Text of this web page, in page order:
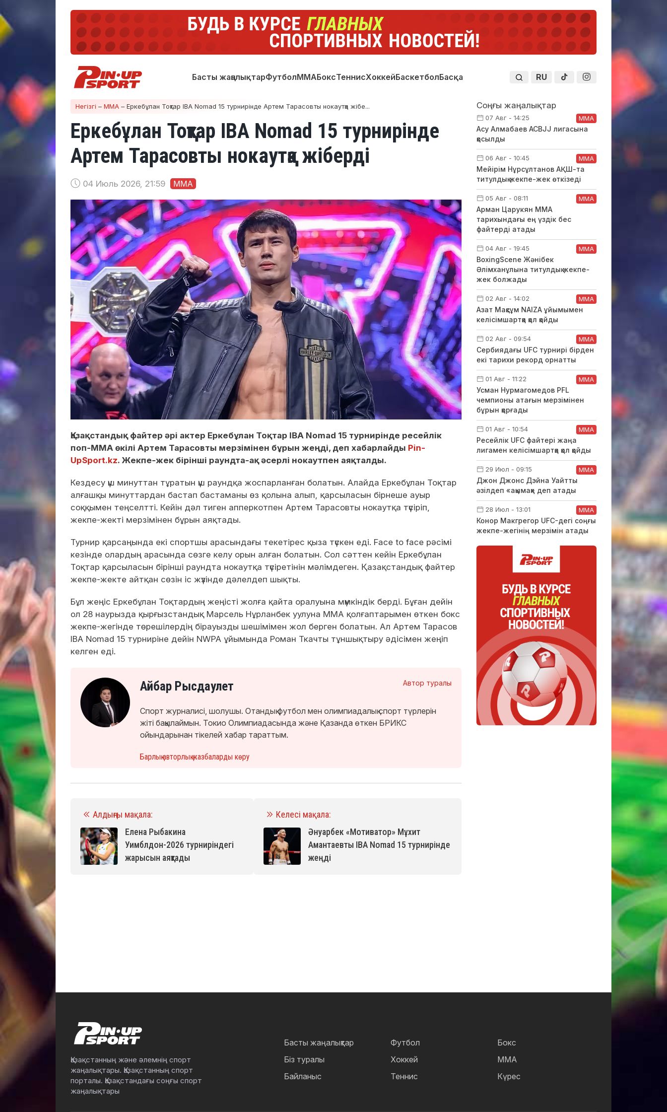
Басты жаңалықтарФутболММАБоксТеннисХоккейБаскетболБасқа RU
Негізгі – ММА – Еркебұлан Тоқтар IBA Nomad 15 турнирінде Артем Тарасовты нокаутқа жібе...
Еркебұлан Тоқтар IBA Nomad 15 турнирінде
Артем Тарасовты нокаутқа жіберді
04 Июль 2026, 21:59 ММА
Қазақстандық файтер әрі актер Еркебұлан Тоқтар IBA Nomad 15 турнирінде ресейлік
поп-ММА өкілі Артем Тарасовты мерзімінен бұрын жеңді, деп хабарлайды Pin-
UpSport.kz. Жекпе-жек бірінші раундта-ақ әсерлі нокаутпен аяқталды.
Кездесу үш минуттан тұратын үш раундқа жоспарланған болатын. Алайда Еркебұлан Тоқтар
алғашқы минуттардан бастап бастаманы өз қолына алып, қарсыласын бірнеше ауыр
соққымен теңселтті. Кейін дәл тиген апперкотпен Артем Тарасовты нокаутқа түсіріп,
жекпе-жекті мерзімінен бұрын аяқтады.
Турнир қарсаңында екі спортшы арасындағы текетірес қыза түскен еді. Face to face рәсімі
кезінде олардың арасында сөзге келу орын алған болатын. Сол сәттен кейін Еркебұлан
Тоқтар қарсыласын бірінші раундта нокаутқа түсіретінін мәлімдеген. Қазақстандық файтер
жекпе-жекте айтқан сөзін іс жүзінде дәлелдеп шықты.
Бұл жеңіс Еркебұлан Тоқтардың жеңісті жолға қайта оралуына мүмкіндік берді. Бұған дейін
ол 28 наурызда қырғызстандық Марсель Нұрланбек уулуна ММА қолғаптарымен өткен бокс
жекпе-жегінде төрешілердің бірауызды шешімімен жол берген болатын. Ал Артем Тарасов
IBA Nomad 15 турниріне дейін NWPA ұйымында Роман Ткачты тұншықтыру әдісімен жеңіп
келген еді.
Автор туралы
Айбар Рысдаулет
Спорт журналисі, шолушы. Отандық футбол мен олимпиадалық спорт түрлерін
жіті бақылаймын. Токио Олимпиадасында және Қазанда өткен БРИКС
ойындарынан тікелей хабар тараттым.
Барлық авторлық жазбаларды көру
Алдыңғы мақала:
Елена Рыбакина
Уимблдон-2026 турниріндегі
жарысын аяқтады
Келесі мақала:
Әнуарбек «Мотиватор» Мұхит
Амантаевты IBA Nomad 15 турнирінде
жеңді
Соңғы жаңалықтар
07 Авг - 14:25 ММА
Асу Алмабаев ACBJJ лигасына
қосылды
06 Авг - 10:45 ММА
Мейірім Нұрсұлтанов АҚШ-та
титулдық жекпе-жек өткізеді
05 Авг - 08:11 ММА
Арман Царукян ММА
тарихындағы ең үздік бес
файтерді атады
04 Авг - 19:45 ММА
BoxingScene Жәнібек
Әлімханұлына титулдық жекпе-
жек болжады
02 Авг - 14:02 ММА
Азат Мақсұм NAIZA ұйымымен
келісімшартқа қол қойды
02 Авг - 09:54 ММА
Сербиядағы UFC турнирі бірден
екі тарихи рекорд орнатты
01 Авг - 11:22 ММА
Усман Нурмагомедов PFL
чемпионы атағын мерзімінен
бұрын қорғады
01 Авг - 10:54 ММА
Ресейлік UFC файтері жаңа
лигамен келісімшартқа қол қойды
29 Июл - 09:15 ММА
Джон Джонс Дэйна Уайтты
әзілдеп «ақымақ» деп атады
28 Июл - 13:01 ММА
Конор Макгрегор UFC-дегі соңғы
жекпе-жегінің мерзімін атады
Қазақстанның және әлемнің спорт
жаңалықтары. Қазақстанның спорт
порталы. Қазақстандағы соңғы спорт
жаңалықтары
Басты жаңалықтар
Біз туралы
Байланыс
Футбол
Хоккей
Теннис
Бокс
ММА
Күрес